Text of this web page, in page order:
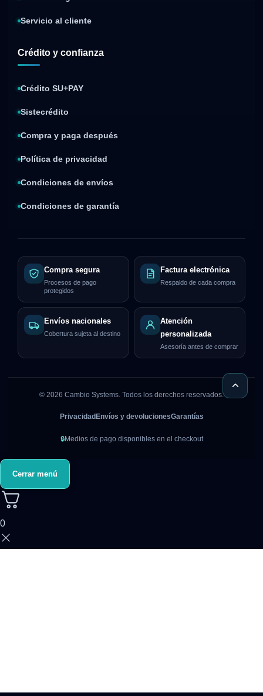
Servicio al cliente
Crédito y confianza
Crédito SU+PAY
Sistecrédito
Compra y paga después
Política de privacidad
Condiciones de envíos
Condiciones de garantía
Compra segura
Procesos de pago
protegidos
Factura electrónica
Respaldo de cada compra
Envíos nacionales
Cobertura sujeta al destino
Atención
personalizada
Asesoría antes de comprar
© 2026 Cambio Systems. Todos los derechos reservados.
Privacidad Envíos y devolucionesGarantías
🔒Medios de pago disponibles en el checkout
Cerrar menú
0